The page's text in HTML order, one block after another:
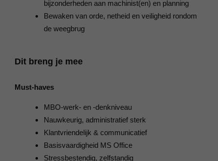
bijzonderheden aan machinist(en) en planning
Bewaken van orde, netheid en veiligheid rondom
de weegbrug
Dit breng je mee
Must-haves
MBO-werk- en -denkniveau
Nauwkeurig, administratief sterk
Klantvriendelijk & communicatief
Basisvaardigheid MS Office
Stressbestendig, zelfstandig